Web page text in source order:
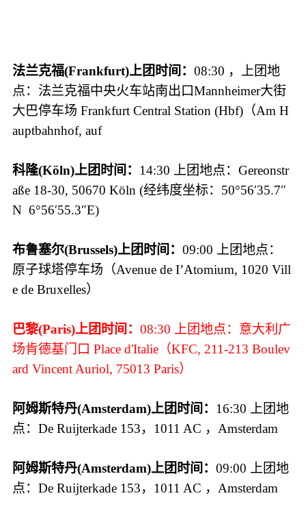
法兰克福(Frankfurt)上团时间：08:30 ，上团地
点：法兰克福中央火车站南出口Mannheimer大街
大巴停车场 Frankfurt Central Station (Hbf)（Am H
auptbahnhof, auf
科隆(Köln)上团时间： 14:30 上团地点：Gereonstr
aße 18-30, 50670 Köln (经纬度坐标：50°56′35.7″
N 6°56′55.3″E)
布鲁塞尔(Brussels)上团时间：09:00 上团地点：
原子球塔停车场（Avenue de I’Atomium, 1020 Vill
e de Bruxelles）
巴黎(Paris)上团时间：08:30 上团地点：意大利广
场肯德基门口 Place d'Italie（KFC, 211-213 Boulev
ard Vincent Auriol, 75013 Paris）
阿姆斯特丹(Amsterdam)上团时间： 16:30 上团地
点：De Ruijterkade 153，1011 AC ，Amsterdam
阿姆斯特丹(Amsterdam)上团时间：09:00 上团地
点：De Ruijterkade 153，1011 AC ，Amsterdam